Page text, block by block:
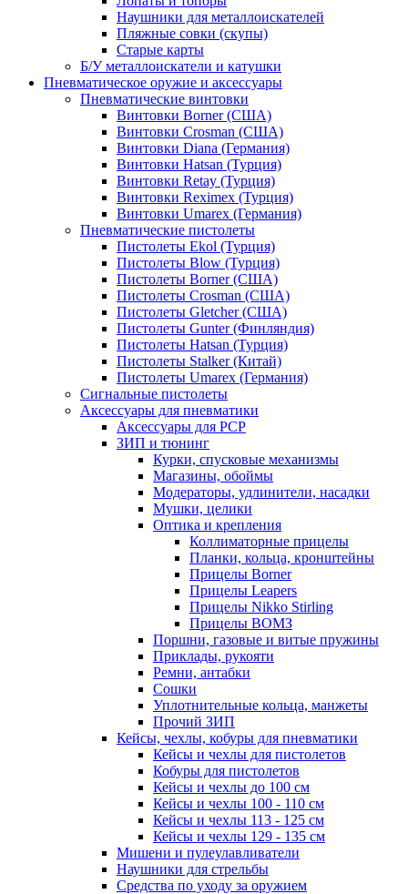
Наушники для металлоискателей
Пляжные совки (скупы)
Старые карты
Б/У металлоискатели и катушки
Пневматическое оружие и аксессуары
Пневматические винтовки
Винтовки Borner (США)
Винтовки Crosman (США)
Винтовки Diana (Германия)
Винтовки Hatsan (Турция)
Винтовки Retay (Турция)
Винтовки Reximex (Турция)
Винтовки Umarex (Германия)
Пневматические пистолеты
Пистолеты Ekol (Турция)
Пистолеты Blow (Турция)
Пистолеты Borner (США)
Пистолеты Crosman (США)
Пистолеты Gletcher (США)
Пистолеты Gunter (Финляндия)
Пистолеты Hatsan (Турция)
Пистолеты Stalker (Китай)
Пистолеты Umarex (Германия)
Сигнальные пистолеты
Аксессуары для пневматики
Аксессуары для PCP
ЗИП и тюнинг
Курки, спусковые механизмы
Магазины, обоймы
Модераторы, удлинители, насадки
Мушки, целики
Оптика и крепления
Коллиматорные прицелы
Планки, кольца, кронштейны
Прицелы Borner
Прицелы Leapers
Прицелы Nikko Stirling
Прицелы ВОМЗ
Поршни, газовые и витые пружины
Приклады, рукояти
Ремни, антабки
Сошки
Уплотнительные кольца, манжеты
Прочий ЗИП
Кейсы, чехлы, кобуры для пневматики
Кейсы и чехлы для пистолетов
Кобуры для пистолетов
Кейсы и чехлы до 100 см
Кейсы и чехлы 100 - 110 см
Кейсы и чехлы 113 - 125 см
Кейсы и чехлы 129 - 135 см
Мишени и пулеулавливатели
Наушники для стрельбы
Средства по уходу за оружием